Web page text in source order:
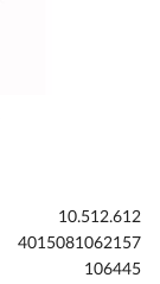
10.512.612
4015081062157
106445